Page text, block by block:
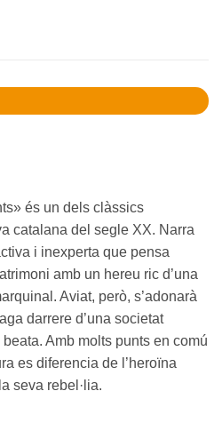
és un dels clàssics
catalana del segle XX. Narra
i inexperta que pensa
amb un hereu ric d’una
Aviat, però, s’adonarà
darrere d’una societat
Amb molts punts en comú
es diferencia de l’heroïna
seva rebel·lia.